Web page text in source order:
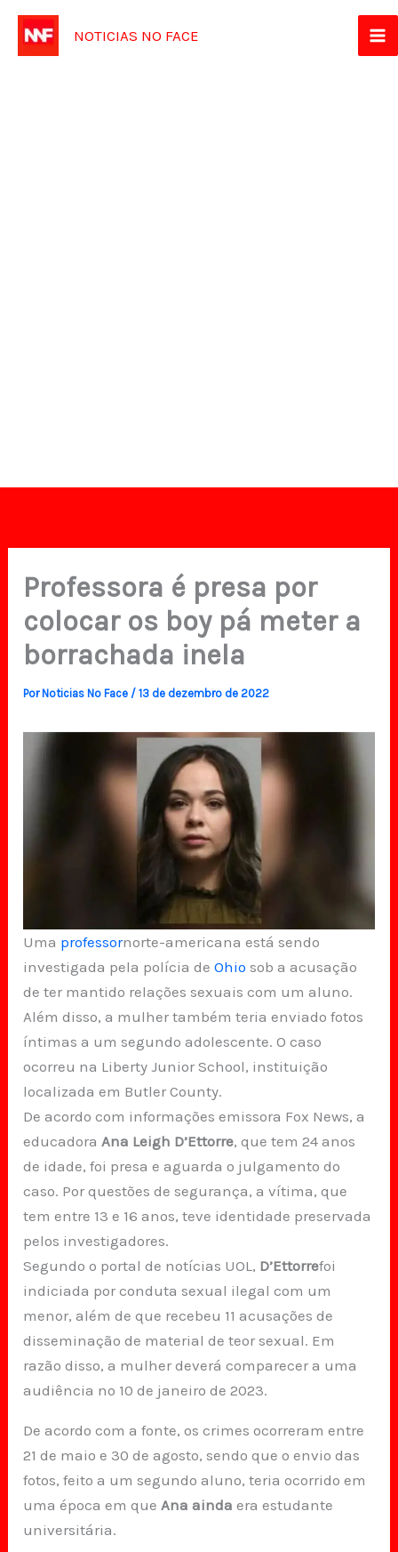
para
NOTICIAS NO FACE
Professora é presa por
colocar os boy pá meter a
borrachada inela
PorNoticias No Face /13 de dezembro de 2022
Uma professornorte-americana está sendo
investigada pela polícia deOhio sob a acusação
de ter mantido relações sexuais com um aluno.
Além disso, a mulher também teria enviado fotos
íntimas a um segundo adolescente. O caso
ocorreu na Liberty Junior School, instituição
localizada em Butler County.
De acordo com informações emissora Fox News, a
educadoraAna Leigh D’Ettorre, que tem 24 anos
de idade, foi presa e aguarda o julgamento do
caso. Por questões de segurança, a vítima, que
tem entre 13 e 16 anos, teve identidade preservada
pelos investigadores.
Segundo o portal de notícias UOL, D’Ettorrefoi
indiciada por conduta sexual ilegal com um
menor, além de que recebeu 11 acusações de
disseminação de material de teor sexual. Em
razão disso, a mulher deverá comparecer a uma
audiência no 10 de janeiro de 2023.
De acordo com a fonte, os crimes ocorreram entre
21 de maio e 30 de agosto, sendo que o envio das
fotos, feito a um segundo aluno, teria ocorrido em
uma época em queAna aindaera estudante
universitária.